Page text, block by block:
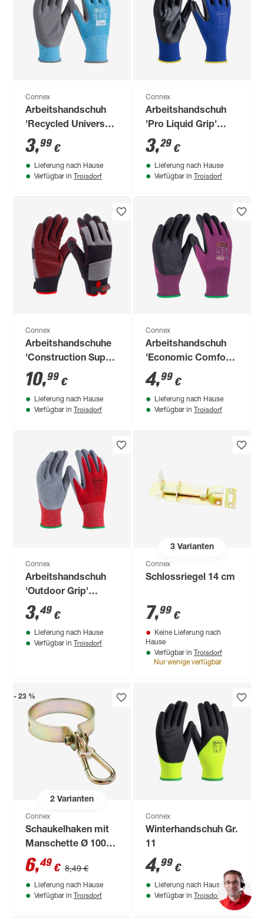
Connex
Arbeitshandschuh
'Recycled Universal'
blau/grau Größe 9/L
3,99 €
Lieferung nach Hause
Verfügbar in Troisdorf
Connex
Arbeitshandschuh
'Pro Liquid Grip'
blau/schwarz Größe
10/XL
3,29 €
Lieferung nach Hause
Verfügbar in Troisdorf
Connex
Arbeitshandschuhe
'Construction Super'
Gr. 10
10,99 €
Lieferung nach Hause
Verfügbar in Troisdorf
Connex
Arbeitshandschuh
'Economic Comfort
Touch' rot/schwarz
Größe 8/M
4,99 €
Lieferung nach Hause
Verfügbar in Troisdorf
Connex
Arbeitshandschuh
'Outdoor Grip'
rot/grau Größe 8/M
3,49 €
Lieferung nach Hause
Verfügbar in Troisdorf
3Varianten
Connex
Schlossriegel 14 cm
7,99 €
Keine Lieferung nach
Hause
Verfügbar in Troisdorf
Nur wenige verfügbar
2Varianten
- 23 %
Connex
Schaukelhaken mit
Manschette Ø 100
mm
6,49 € 8,49 €
Lieferung nach Hause
Verfügbar in Troisdorf
Connex
Winterhandschuh Gr.
11
4,99 €
Lieferung nach Hause
Verfügbar in Troisdorf